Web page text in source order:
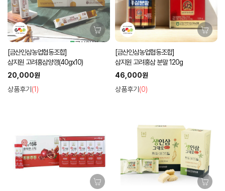
[금산인삼농업협동조합]
삼지원 고려홍삼양갱(40gx10)
20,000원
상품후기 (1)
[금산인삼농업협동조합]
삼지원 고려홍삼 분말 120g
46,000원
상품후기 (0)